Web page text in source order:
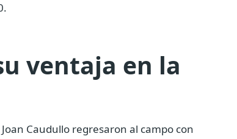
ventaja en la
Caudullo regresaron al campo con